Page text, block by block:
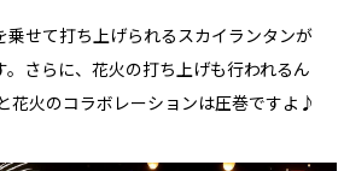
乗せて打ち上げられるスカイランタンが
。さらに、花火の打ち上げも行われるん
花火のコラボレーションは圧巻ですよ♪